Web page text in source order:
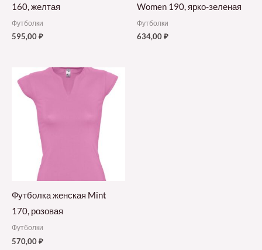
160, желтая
Футболки
595,00₽
Women 190, ярко-зеленая
Футболки
634,00₽
Футболка женская Mint
170, розовая
Футболки
570,00₽